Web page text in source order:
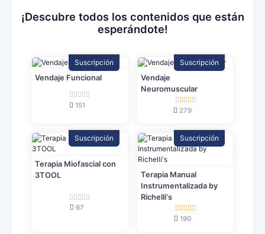
¡Descubre todos los contenidos que están
esperándote!
Suscripción
Vendaje Funcional
151
Suscripción
Vendaje
Neuromuscular
279
Suscripción
Terapia Miofascial con
3TOOL
67
Suscripción
Terapia Manual
Instrumentalizada by
Richelli's
190